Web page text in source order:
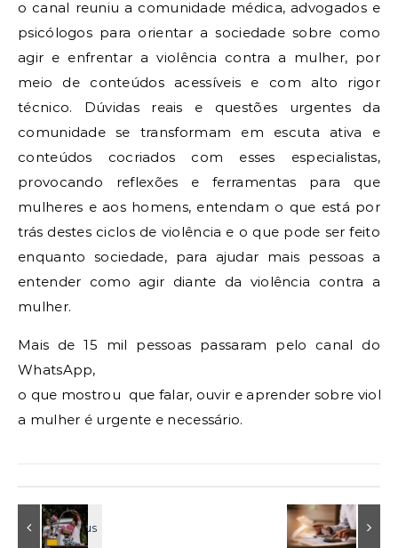
o canal reuniu a comunidade médica, advogados e
psicólogos para orientar a sociedade sobre como
agir e enfrentar a violência contra a mulher, por
meio de conteúdos acessíveis e com alto rigor
técnico. Dúvidas reais e questões urgentes da
comunidade se transformam em escuta ativa e
conteúdos cocriados com esses especialistas,
provocando reflexões e ferramentas para que
mulheres e aos homens, entendam o que está por
trás destes ciclos de violência e o que pode ser feito
enquanto sociedade, para ajudar mais pessoas a
entender como agir diante da violência contra a
mulher.
Mais de 15 mil pessoas passaram pelo canal do
WhatsApp,
o que mostrou que falar, ouvir e aprender sobre
a mulher é urgente e necessário.